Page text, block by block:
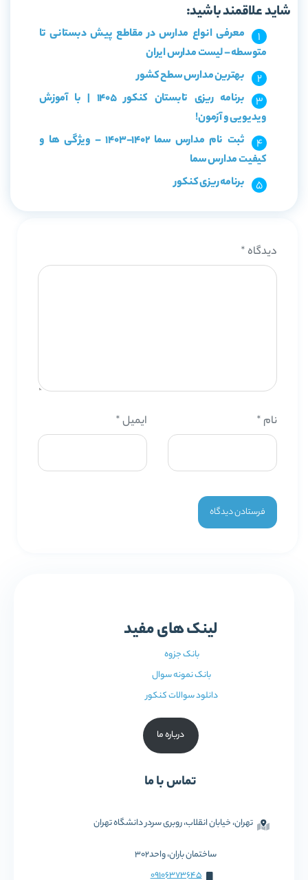
شاید علاقمند باشید:
معرفی انواع مدارس در مقاطع پیش دبستانی تا
متوسطه – لیست مدارس ایران
بهترین مدارس سطح کشور
برنامه ریزی تابستان کنکور 1405 | با آموزش
ویدیویی و آزمون!
ثبت نام مدارس سما 1402-1403 – ویژگی ها و
کیفیت مدارس سما
برنامه ریزی کنکور
دیدگاه *
نام * ایمیل*
لینک های مفید
بانک جزوه
بانک نمونه سوال
دانلود سوالات کنکور
درباره ما
تماس با ما
تهران، خیابان انقلاب، روبری سردر دانشگاه تهران
ساختمان باران، واحد302
09106373645